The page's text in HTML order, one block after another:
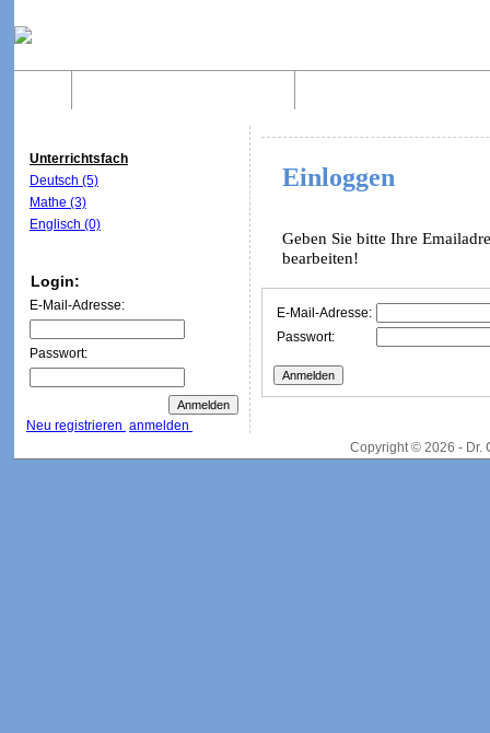
Unterrichtsfach
Deutsch (5)
Mathe (3)
Englisch (0)
Login:
E-Mail-Adresse:
Passwort:
Neu registrieren anmelden
Einloggen
Geben Sie bitte Ihre
bearbeiten!
E-Mail-Adresse:
Passwort:
Copyright © 2026 - Dr.